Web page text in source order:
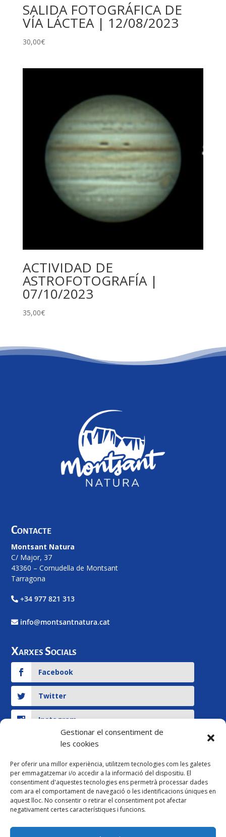
Gestionar el consentiment de
les cookies
Per oferir una millor experiència, utilitzem tecnologies com les galetes
per emmagatzemar i/o accedir a la informació del dispositiu. El
consentiment d'aquestes tecnologies ens permetrà processar dades
com ara el comportament de navegació o les identificacions úniques en
aquest lloc. No consentir o retirar el consentiment pot afectar
negativament certes característiques i funcions.
SALIDA FOTOGRÁFICA DE
VÍA LÁCTEA | 12/08/2023
30,00€
ACTIVIDAD DE
ASTROFOTOGRAFÍA |
07/10/2023
35,00€
Contacte
Montsant Natura
C/ Major, 37
43360 – Cornudella de Montsant
Tarragona
+34 977 821 313
info@montsantnatura.cat
Xarxes Socials
Facebook
Twitter
Instagram
YouTube
Legal
Pagament ersonalitzat